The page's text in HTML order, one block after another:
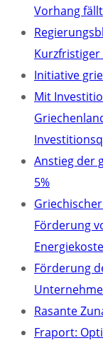
Vorhang fällt
Initiative
Mit
Anstieg der
5%
Förderung
Förderung
Rasante
Fraport: